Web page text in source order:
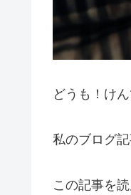
どうも！けん
私のブログ
この記事を